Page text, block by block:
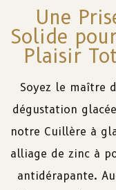
Une
Solide
Plaisir
Soyez le maître
dégustation
notre Cuillère à
alliage de zinc à
antidérapante.